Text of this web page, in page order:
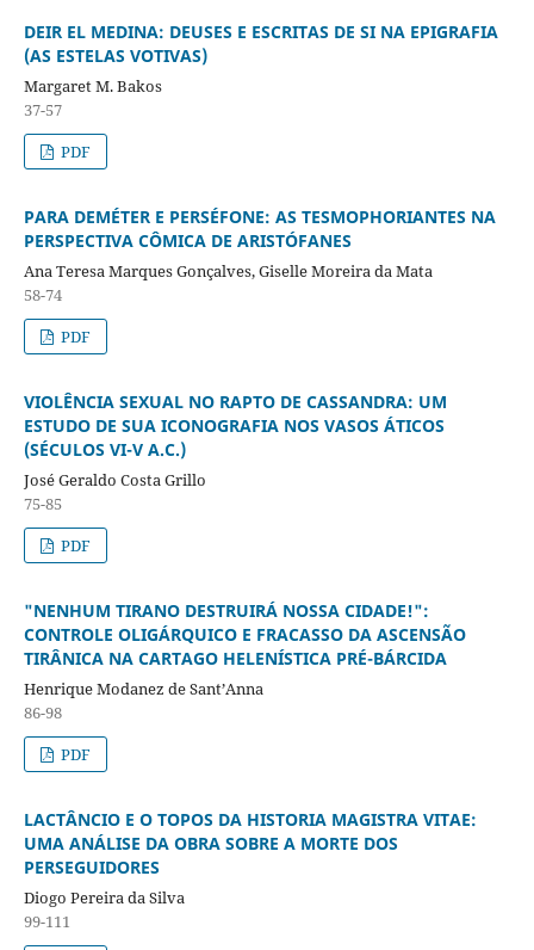
DEIR EL MEDINA: DEUSES E ESCRITAS DE SI NA EPIGRAFIA
(AS ESTELAS VOTIVAS)
Margaret M. Bakos
37-57
PDF
PARA DEMÉTER E PERSÉFONE: AS TESMOPHORIANTES NA
PERSPECTIVA CÔMICA DE ARISTÓFANES
Ana Teresa Marques Gonçalves, Giselle Moreira da Mata
58-74
PDF
VIOLÊNCIA SEXUAL NO RAPTO DE CASSANDRA: UM
ESTUDO DE SUA ICONOGRAFIA NOS VASOS ÁTICOS
(SÉCULOS VI-V A.C.)
José Geraldo Costa Grillo
75-85
PDF
"NENHUM TIRANO DESTRUIRÁ NOSSA CIDADE!":
CONTROLE OLIGÁRQUICO E FRACASSO DA ASCENSÃO
TIRÂNICA NA CARTAGO HELENÍSTICA PRÉ-BÁRCIDA
Henrique Modanez de Sant’Anna
86-98
PDF
LACTÂNCIO E O TOPOS DA HISTORIA MAGISTRA VITAE:
UMA ANÁLISE DA OBRA SOBRE A MORTE DOS
PERSEGUIDORES
Diogo Pereira da Silva
99-111